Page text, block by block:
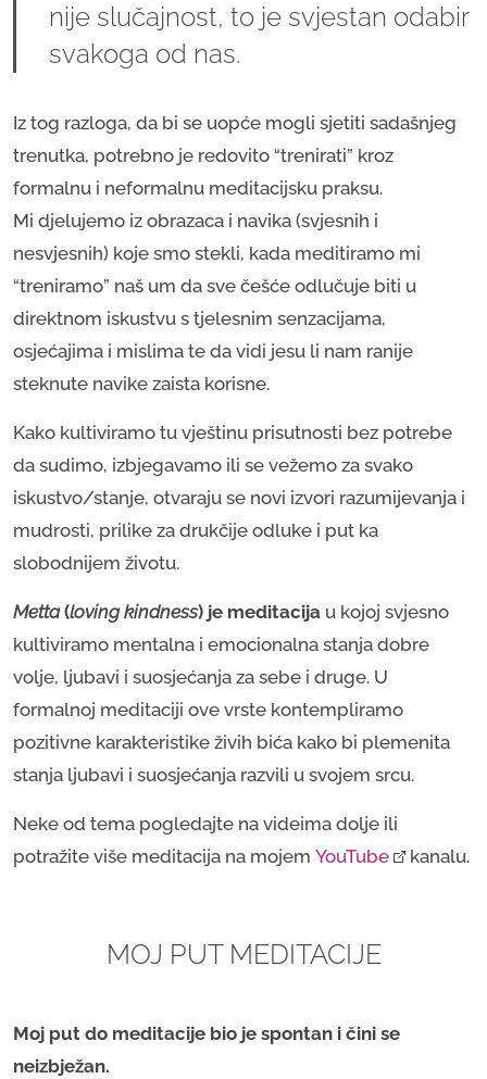
nije slučajnost, to je svjestan odabir
svakoga od nas.
Iz tog razloga, da bi se uopće mogli sjetiti sadašnjeg
trenutka, potrebno je redovito “trenirati” kroz
formalnu i neformalnu meditacijsku praksu.
Mi djelujemo iz obrazaca i navika (svjesnih i
nesvjesnih) koje smo stekli, kada meditiramo mi
“treniramo” naš um da sve češće odlučuje biti u
direktnom iskustvu s tjelesnim senzacijama,
osjećajima i mislima te da vidi jesu li nam ranije
steknute navike zaista korisne.
Kako kultiviramo tu vještinu prisutnosti bez potrebe
da sudimo, izbjegavamo ili se vežemo za svako
iskustvo/stanje, otvaraju se novi izvori razumijevanja i
mudrosti, prilike za drukčije odluke i put ka
slobodnijem životu.
Metta(loving kindness) je meditacija u kojoj svjesno
kultiviramo mentalna i emocionalna stanja dobre
volje, ljubavi i suosjećanja za sebe i druge. U
formalnoj meditaciji ove vrste kontempliramo
pozitivne karakteristike živih bića kako bi plemenita
stanja ljubavi i suosjećanja razvili u svojem srcu.
Neke od tema pogledajte na videima dolje ili
potražite više meditacija na mojem YouTube kanalu.
MOJ PUT MEDITACIJE
Moj put do meditacije bio je spontan i čini se
neizbježan.